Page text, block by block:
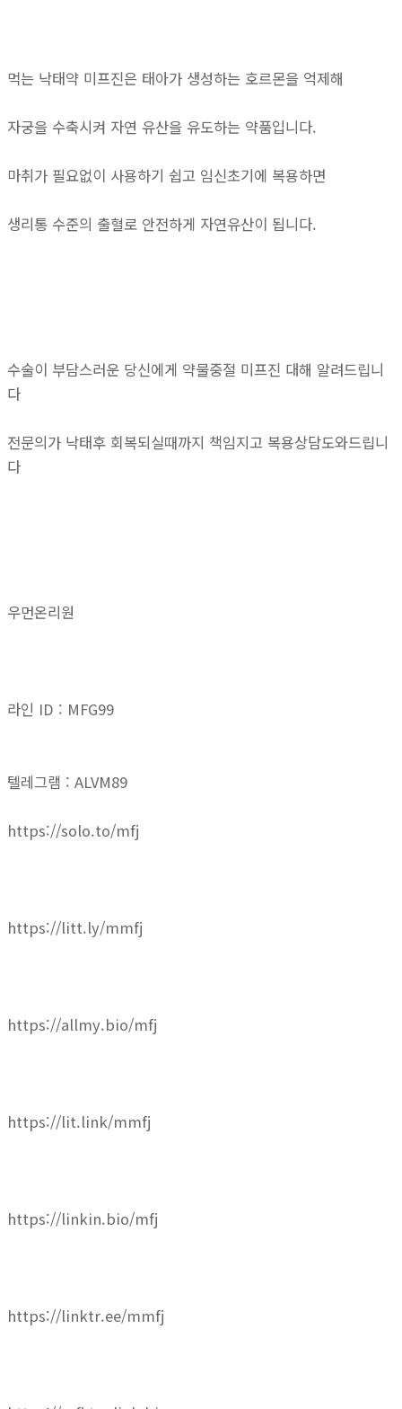
먹는 낙태약 미프진은 태아가 생성하는 호르몬을 억제해
자궁을 수축시켜 자연 유산을 유도하는 약품입니다.
마취가 필요없이 사용하기 쉽고 임신초기에 복용하면
생리통 수준의 출혈로 안전하게 자연유산이 됩니다.
수술이 부담스러운 당신에게 약물중절 미프진 대해 알려드립니
다
전문의가 낙태후 회복되실때까지 책임지고 복용상담도와드립니
다
우먼온리원
라인 ID : MFG99
텔레그램 : ALVM89
https://solo.to/mfj
https://litt.ly/mmfj
https://allmy.bio/mfj
https://lit.link/mmfj
https://linkin.bio/mfj
https://linktr.ee/mmfj